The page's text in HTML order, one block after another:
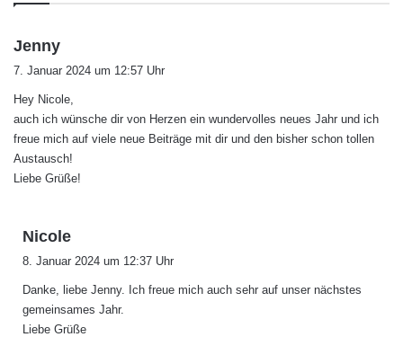
Jenny
t
:
7. Januar 2024 um 12:57 Uhr
Hey Nicole,
auch ich wünsche dir von Herzen ein wundervolles neues Jahr und ich
freue mich auf viele neue Beiträge mit dir und den bisher schon tollen
Austausch!
Liebe Grüße!
Nicole
t
:
8. Januar 2024 um 12:37 Uhr
Danke, liebe Jenny. Ich freue mich auch sehr auf unser nächstes
gemeinsames Jahr.
Liebe Grüße